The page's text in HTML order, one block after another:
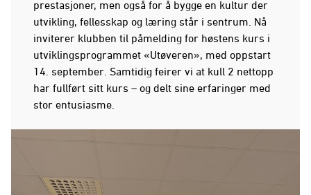
prestasjoner, men også for å bygge en kultur der
utvikling, fellesskap og læring står i sentrum. Nå
inviterer klubben til påmelding for høstens kurs i
utviklingsprogrammet «Utøveren», med oppstart
14. september. Samtidig feirer vi at kull 2 nettopp
har fullført sitt kurs – og delt sine erfaringer med
stor entusiasme.